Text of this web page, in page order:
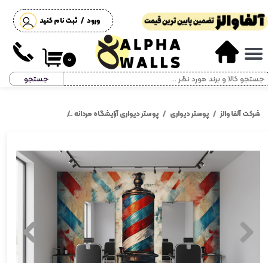
ورود / ثبت نام کنید
حساب کاربری من
تغییر گذر واژه
سفارشات
خروج از حساب کاربری
۰
جستجو
شرکت آلفا والز پوستر دیواری پوستر دیواری آرایشگاه مردانه